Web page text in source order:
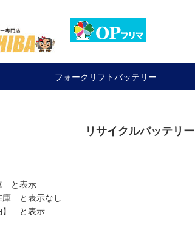
フォークリフトバッテリー
リサイクルバッテリー
と表示
庫 と表示なし
】 と表示